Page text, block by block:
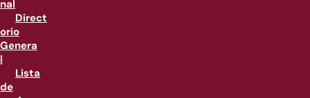
nal
Direct
orio
Genera
l
Lista
de